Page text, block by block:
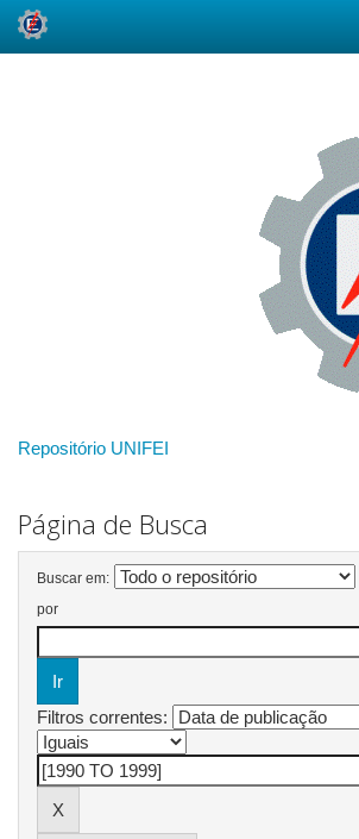
Repositório UNIFEI
Página de Busca
Buscar em:
por
Filtros correntes: